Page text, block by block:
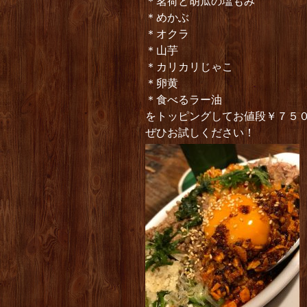
＊めかぶ
＊オクラ
＊山芋
＊カリカリじゃこ
＊卵黄
＊食べるラー油
をトッピングしてお値段￥７５
ぜひお試しください！